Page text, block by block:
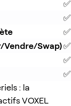
Vendre/Swap)
: la
VOXEL